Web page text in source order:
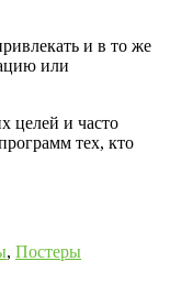
и в то же
или
целей и часто
тех, кто
, Постеры